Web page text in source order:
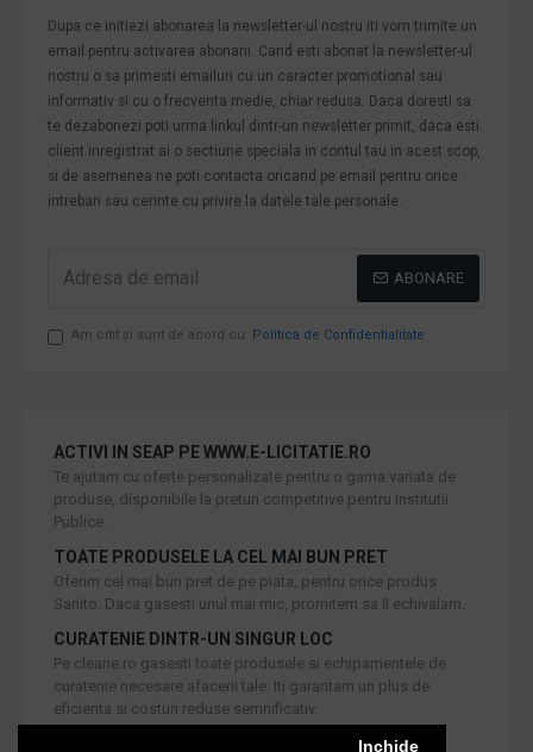
Inchide
Dupa ce initiezi abonarea la newsletter-ul nostru iti vom trimite un
email pentru activarea abonarii. Cand esti abonat la newsletter-ul
nostru o sa primesti emailuri cu un caracter promotional sau
informativ si cu o frecventa medie, chiar redusa. Daca doresti sa
te dezabonezi poti urma linkul dintr-un newsletter primit, daca esti
client inregistrat ai o sectiune speciala in contul tau in acest scop,
si de asemenea ne poti contacta oricand pe email pentru orice
intrebari sau cerinte cu privire la datele tale personale.
ABONARE
Am citit şi sunt de acord cu Politica de Confidentialitate
ACTIVI IN SEAP PE WWW.E-LICITATIE.RO
Te ajutam cu oferte personalizate pentru o gama variata de
produse, disponibile la preturi competitive pentru Institutii
Publice.
TOATE PRODUSELE LA CEL MAI BUN PRET
Oferim cel mai bun pret de pe piata, pentru orice produs
Sanito. Daca gasesti unul mai mic, promitem sa il echivalam.
CURATENIE DINTR-UN SINGUR LOC
Pe cleane.ro gasesti toate produsele si echipamentele de
curatenie necesare afacerii tale. Iti garantam un plus de
eficienta si costuri reduse semnificativ.